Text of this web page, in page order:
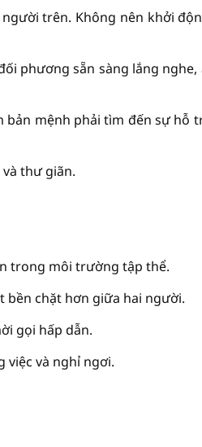
trên. Không nên khởi
phương sẵn sàng lắng nghe,
bản mệnh phải tìm đến sự hỗ
thư giãn.
trong môi trường tập thể.
bền chặt hơn giữa hai người.
gọi hấp dẫn.
việc và nghỉ ngơi.